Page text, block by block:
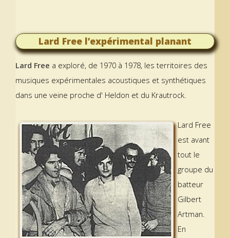
Lard Free l’expérimental planant
Lard Free a exploré, de 1970 à 1978, les territoires des
musiques expérimentales acoustiques et synthétiques
dans une veine proche d' Heldon et du Krautrock.
Lard Free
est avant
tout le
groupe du
batteur
Gilbert
Artman.
En